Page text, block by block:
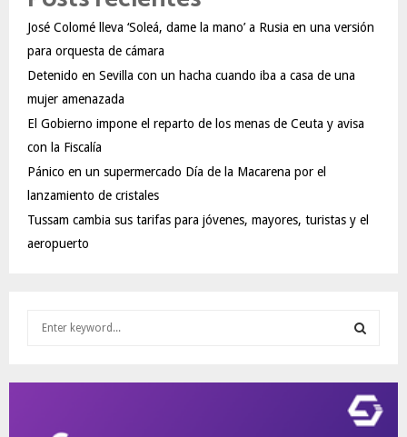
José Colomé lleva ‘Soleá, dame la mano’ a Rusia en una versión
para orquesta de cámara
Detenido en Sevilla con un hacha cuando iba a casa de una
mujer amenazada
El Gobierno impone el reparto de los menas de Ceuta y avisa
con la Fiscalía
Pánico en un supermercado Día de la Macarena por el
lanzamiento de cristales
Tussam cambia sus tarifas para jóvenes, mayores, turistas y el
aeropuerto
E